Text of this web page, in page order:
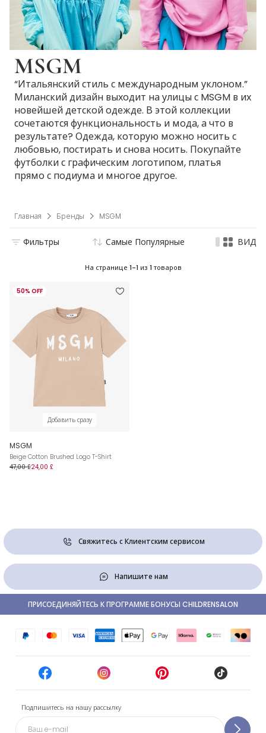
MSGM
“Итальянский стиль с международным уклоном.”
Миланский дизайн выходит на улицы с MSGM в их
новейшей детской одежде. В этой коллекции
сочетаются функциональность и мода, а что в
результате? Одежда, которую можно носить с
любовью, постирать и снова носить. Покупайте
футболки с графическим логотипом, платья
прямо с подиума и многое другое.
Главная Бренды MSGM
Фильтры Самые Популярные ВИД
На странице 1-1 из 1 товаров
50% OFF
Добавить сразу
MSGM
Beige Cotton Brushed Logo T-Shirt
47,00 £24,00 £
Свяжитесь с Клиентским сервисом
Напишите нам
Подпишитесь на нашу рассылку
ПРИСОЕДИНЯЙТЕСЬ К ПРОГРАММЕ БОНУСЫ CHILDRENSALON